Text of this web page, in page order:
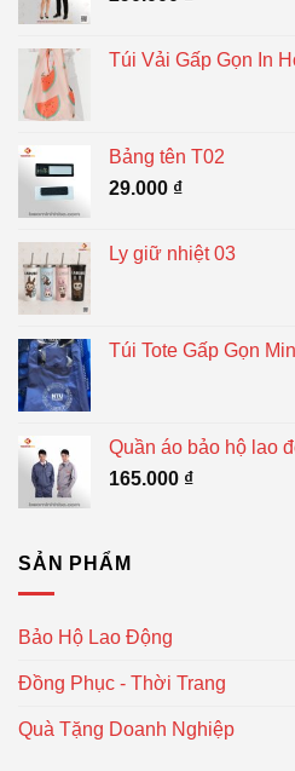
Túi Vải Gấp Gọn In
Bảng tên T02
29.000 ₫
Ly giữ nhiệt 03
Túi Tote Gấp Gọn
Quần áo bảo hộ lao
165.000 ₫
SẢN PHẨM
Bảo Hộ Lao Động
Đồng Phục - Thời Trang
Quà Tặng Doanh Nghiệp